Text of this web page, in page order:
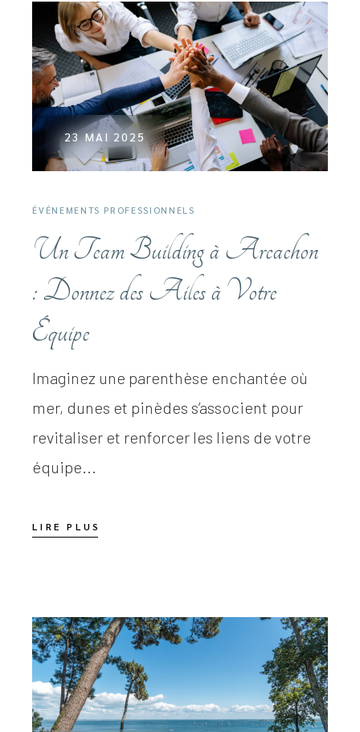
23 MAI 2025
ÉVÉNEMENTS PROFESSIONNELS
Un Team Building à Arcachon
: Donnez des Ailes à Votre
Équipe
Imaginez une parenthèse enchantée où
mer, dunes et pinèdes s’associent pour
revitaliser et renforcer les liens de votre
équipe...
LIRE PLUS